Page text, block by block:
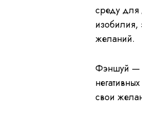
среду для
изобилия,
желаний.
Фэншуй —
свои